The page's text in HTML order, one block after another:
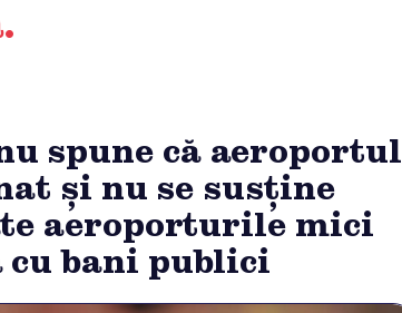
spune că aeroportul
și nu se susține
aeroporturile mici
cu bani publici